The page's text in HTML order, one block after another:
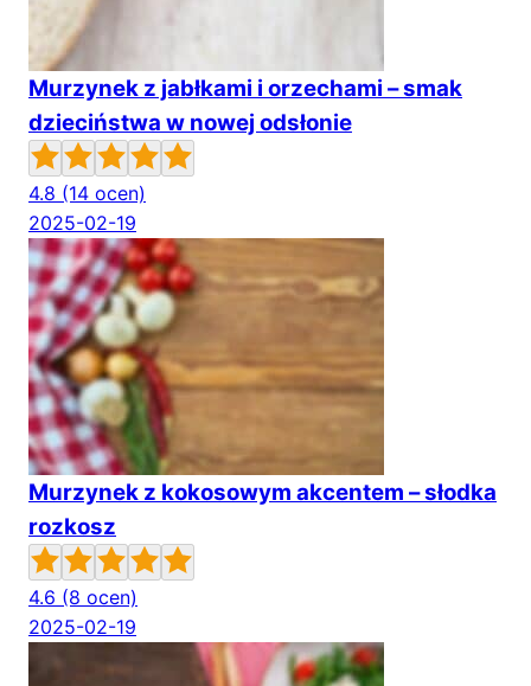
Murzynek z jabłkami i orzechami – smak
dzieciństwa w nowej odsłonie
4.8 (14 ocen)
2025-02-19
Murzynek z kokosowym akcentem – słodka
rozkosz
4.6 (8 ocen)
2025-02-19